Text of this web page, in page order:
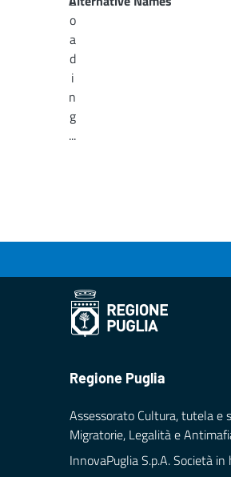
o
a
d
i
n
g
...
Regione Puglia
Assessorato Cultura, tutela e
Migratorie, Legalità e
InnovaPuglia S.p.A. Società